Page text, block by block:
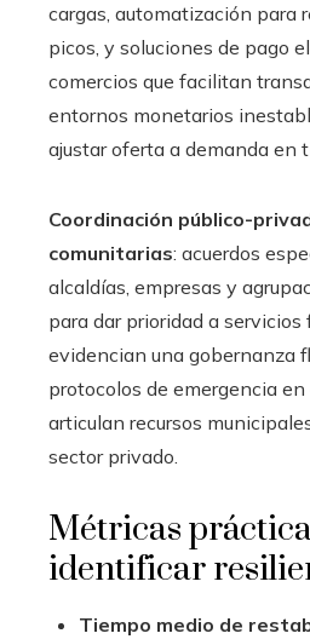
cargas, automatización para
picos, y soluciones de pago
comercios que facilitan
entornos monetarios
ajustar oferta a demanda en
Coordinación público-
comunitarias: acuerdos
alcaldías, empresas y
para dar prioridad a
evidencian una gobernanza
protocolos de emergencia
articulan recursos
sector privado.
Métricas
identificar
Tiempo medio de